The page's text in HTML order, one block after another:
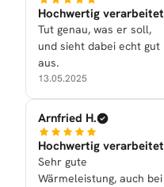
Hochwertig verarbeitet
Tut genau, was er soll,
und sieht dabei echt gut
aus.
13.05.2025
Arnfried H.
Hochwertig verarbeitet
Sehr gute
Wärmeleistung, auch bei